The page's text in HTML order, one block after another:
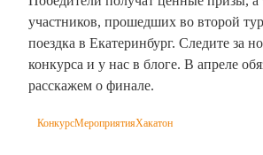
участников, прошедших во второй
поездка в Екатеринбург. Следите за
конкурса и у нас в блоге. В апреле
расскажем о финале.
КонкурсМероприятияХакатон